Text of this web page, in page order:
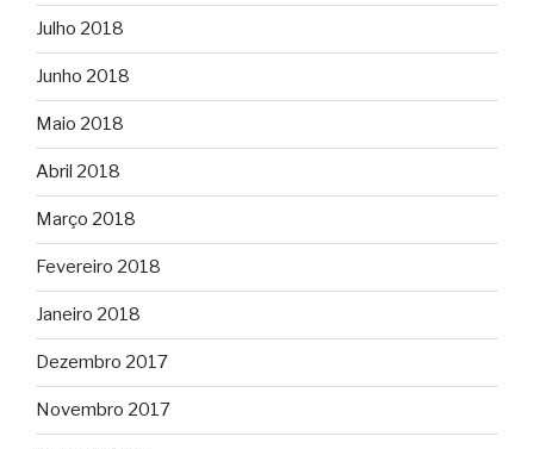
Julho 2018
Junho 2018
Maio 2018
Abril 2018
Março 2018
Fevereiro 2018
Janeiro 2018
Dezembro 2017
Novembro 2017